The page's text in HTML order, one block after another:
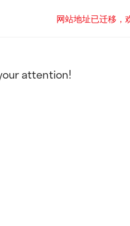
网站地址已迁移
attention!